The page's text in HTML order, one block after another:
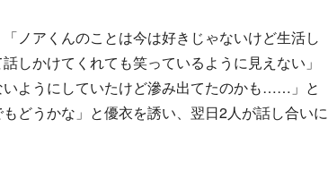
ノアくんのことは今は好きじゃないけど生活し
しかけてくれても笑っているように見えない」
ようにしていたけど滲み出てたのかも……」と
どうかな」と優衣を誘い、翌日2人が話し合いに